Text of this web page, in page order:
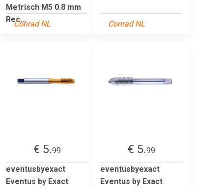
Metrisch M5 0.8 mm
Rec...
Conrad NL Conrad NL
€ 5.99
eventusbyexact
Eventus by Exact
€ 5.99
eventusbyexact
Eventus by Exact